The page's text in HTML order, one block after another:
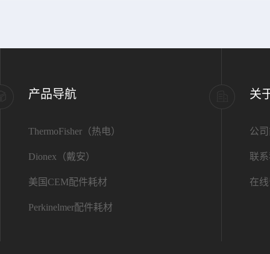
产品导航
ThermoFisher（热电）
Dionex（戴安）
美国CEM配件耗材
Perkinelmer配件耗材
关
公
联
在